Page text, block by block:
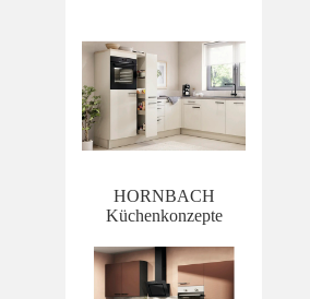
HORNBACH
Küchenkonzepte